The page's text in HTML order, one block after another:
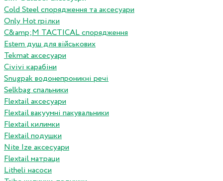
Cold Steel спорядження та аксесуари
Only Hot грілки
C&amp;M TACTICAL спорядження
Estem душ для військових
Tekmat аксесуари
Сivivi карабіни
Snugpak водонепроникні речі
Selkbag спальники
Flextail аксесуари
Flextail вакуумні пакувальники
Flextail килимки
Flextail подушки
Nite Ize аксесуари
Flextail матраци
Litheli насоси